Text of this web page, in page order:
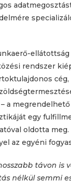
rendszer
egy
oldotta
az egyéni
távon is
nélkül semmi